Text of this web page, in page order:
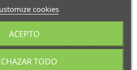
cookies
TODO
ACEPTO